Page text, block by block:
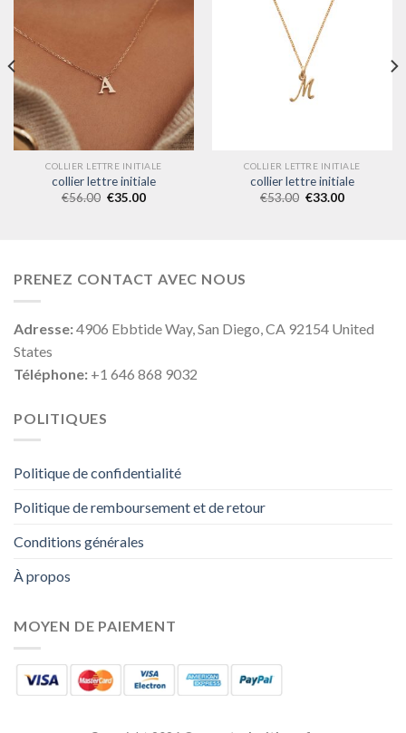
COLLIER LETTRE INITIALE
collier lettre initiale
€56.00 €35.00
COLLIER LETTRE INITIALE
collier lettre initiale
€53.00 €33.00
PRENEZ CONTACT AVEC NOUS
Adresse:4906 Ebbtide Way, San Diego, CA 92154 United
States
Téléphone: +1 646 868 9032
POLITIQUES
Politique de confidentialité
Politique de remboursement et de retour
Conditions générales
À propos
MOYEN DE PAIEMENT